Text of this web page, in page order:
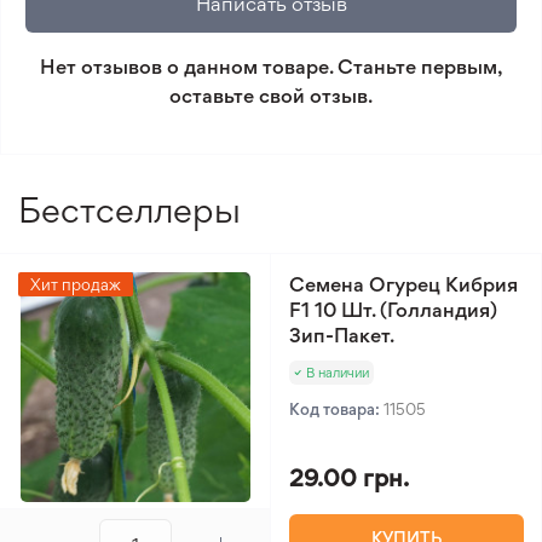
который не соответствует ожиданиям. Согласно
условиям возврата.
Нет отзывов о данном товаре. Станьте первым,
оставьте свой отзыв.
Бестселлеры
Хит продаж
Семена Огурец Кибрия
F1 10 Шт. (Голландия)
Зип-Пакет.
В наличии
Код товара: 11505
29.00 грн.
КУПИТЬ